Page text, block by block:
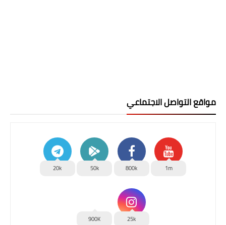
مواقع التواصل الاجتماعي
1m
800k
50k
20k
25k
900K